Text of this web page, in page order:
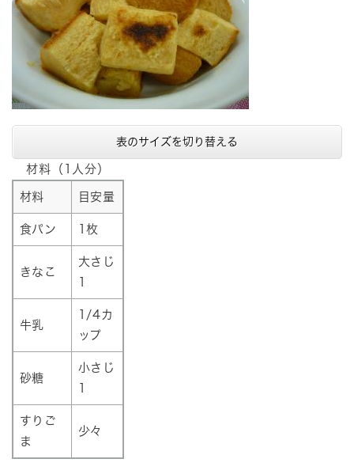
表のサイズを切り替える
材料（1人分）
材料 目安量
食パン 1枚
きなこ
大さじ
牛乳
1/4カ
ップ
砂糖
小さじ
すりご
ま
少々